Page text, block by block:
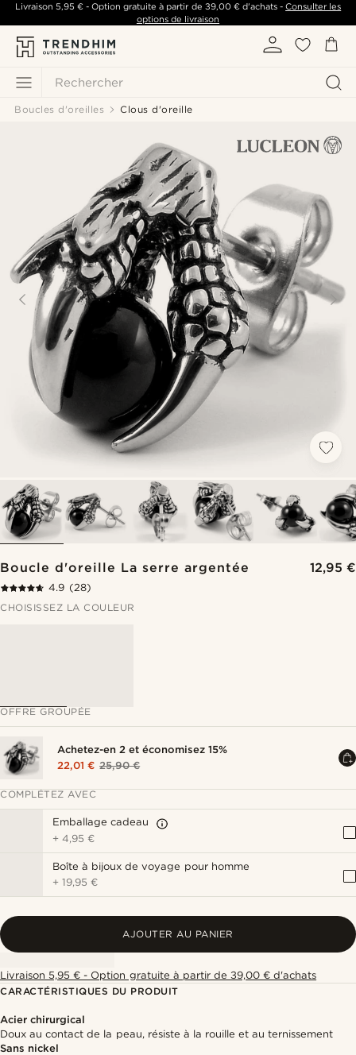
Rechercher
Livraison 5,95 €- Option gratuite à partir de 39,00 €d'achats -Consulter les
options de livraison
Boucles d'oreilles Clous d'oreille
Boucle d'oreille La serre argentée 12,95 €
4.9 (28)
CHOISISSEZ LA COULEUR
OFFRE GROUPÉE
Achetez-en 2 et économisez 15%
22,01 € 25,90 €
COMPLÉTEZ AVEC
Emballage cadeau
+4,95 €
Boîte à bijoux de voyage pour homme
+19,95 €
AJOUTER AU PANIER
Livraison 5,95 € - Option gratuite à partir de 39,00 € d'achats
CARACTÉRISTIQUES DU PRODUIT
Acier chirurgical
Doux au contact de la peau, résiste à la rouille et au ternissement
Sans nickel